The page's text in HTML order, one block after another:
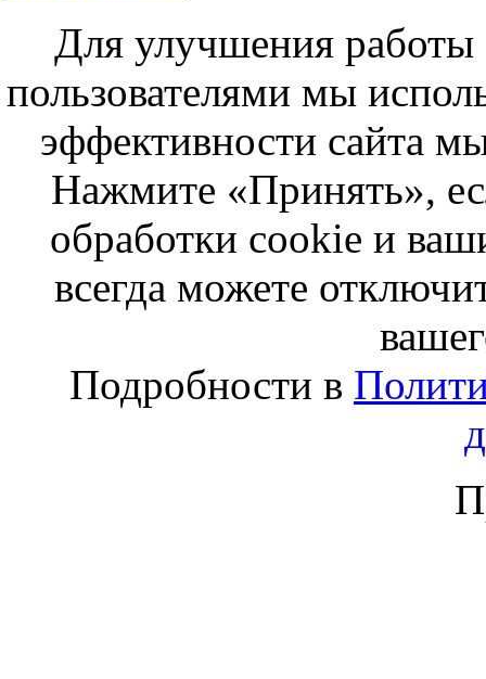
Для улучшения работы
пользователями мы
эффективности сайта
Нажмите «Принять»,
обработки cookie и
всегда можете
Подробности в